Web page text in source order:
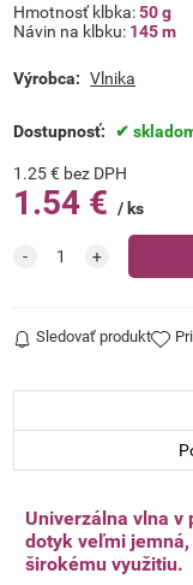
Hmotnosť klbka:50 g
Návin na klbku: 145 m
Výrobca: Vlnika
Dostupnosť:
1.25€ bez DPH
1.54 € ks
Sledovať produkt
Univerzálna vlna v
dotyk veľmi
širokému využitiu.